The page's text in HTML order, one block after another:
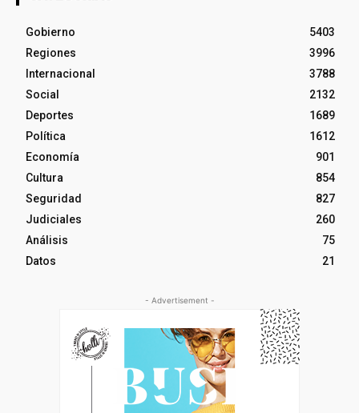
Gobierno
5403
Regiones
3996
Internacional
3788
Social
2132
Deportes
1689
Política
1612
Economía
901
Cultura
854
Seguridad
827
Judiciales
260
Análisis
75
Datos
21
- Advertisement -